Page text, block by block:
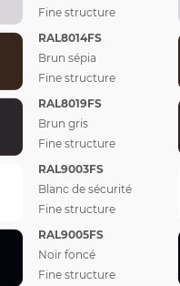
Fine structure
RAL8014FS
Brun sépia
Fine structure
RAL8019FS
Brun gris
Fine structure
RAL9003FS
Blanc de sécurité
Fine structure
RAL9005FS
Noir foncé
Fine structure